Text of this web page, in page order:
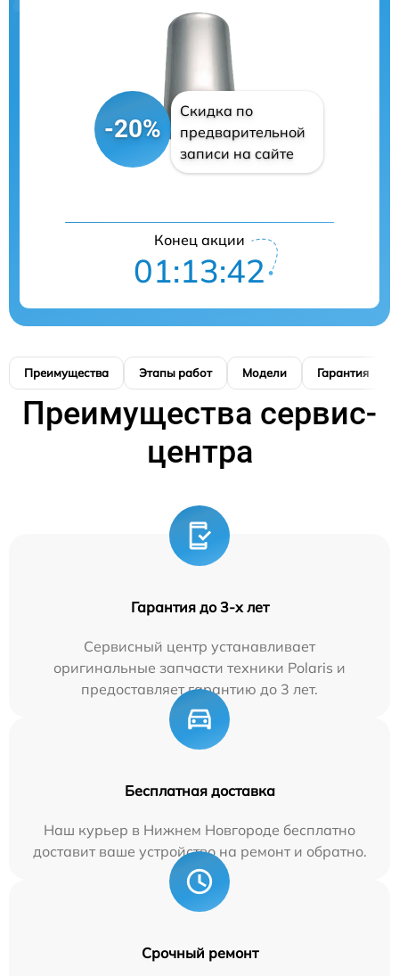
-20%
Скидка по
предварительной
записи на сайте
Конец акции
01:13:41
Преимущества Этапы работ Модели Гарантия
Преимущества сервис-
центра
Гарантия до 3-х лет
Сервисный центр устанавливает
оригинальные запчасти техники Polaris и
предоставляет гарантию до 3 лет.
Бесплатная доставка
Наш курьер в Нижнем Новгороде бесплатно
доставит ваше устройство на ремонт и обратно.
Срочный ремонт